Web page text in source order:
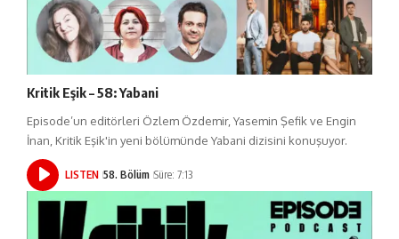
Kritik Eşik – 58: Yabani
Episode’un editörleri Özlem Özdemir, Yasemin Şefik ve Engin
İnan, Kritik Eşik'in yeni bölümünde Yabani dizisini konuşuyor.
LISTEN 58. Bölüm Süre: 7:13